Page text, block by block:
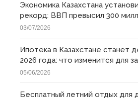
Экономика Казахстана
рекорд: ВВП превысил 300
03/07/2026
Ипотека в Казахстане станет
2026 года: что изменится для
05/06/2026
Бесплатный летний отдых для